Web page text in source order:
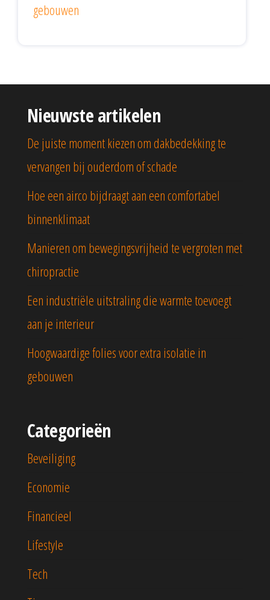
gebouwen
Nieuwste artikelen
De juiste moment kiezen om dakbedekking te
vervangen bij ouderdom of schade
Hoe een airco bijdraagt aan een comfortabel
binnenklimaat
Manieren om bewegingsvrijheid te vergroten met
chiropractie
Een industriële uitstraling die warmte toevoegt
aan je interieur
Hoogwaardige folies voor extra isolatie in
gebouwen
Categorieën
Beveiliging
Economie
Financieel
Lifestyle
Tech